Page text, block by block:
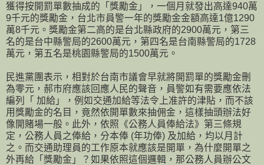
獲得按開罰單數抽成的「獎勵金」，一個月就發出高達940萬
9千元的獎勵金，台北市員警一年的獎勵金金額高達1億1290
萬8千元。獎勵金第二高的是台北縣政府的2900萬元，第三
名的是台中縣警局的2600萬元，第四名是台南縣警局的1728
萬元，第五名是桃園縣警局的1500萬元。
民進黨團表示，相對於台南市議會早就將開罰單的獎勵金刪
為零元，郝市府應該回應人民的聲音，員警如有需要應依法
編列「 加給」，例如交通加給等法令上准許的津貼，而不該
用獎勵金的名目，竟然依開單數來抽佣金，這樣抽頭辦法好
像開賭場一般。此外，依照《公務人員俸給法》第三條規
定，公務人員之俸給，分本俸 (年功俸) 及加給，均以月計
之。而交通助理員的工作原本就應該是開單，為什麼開單之
外再給「獎勵金」？如果依照這個邏輯，那公務人員辦公文